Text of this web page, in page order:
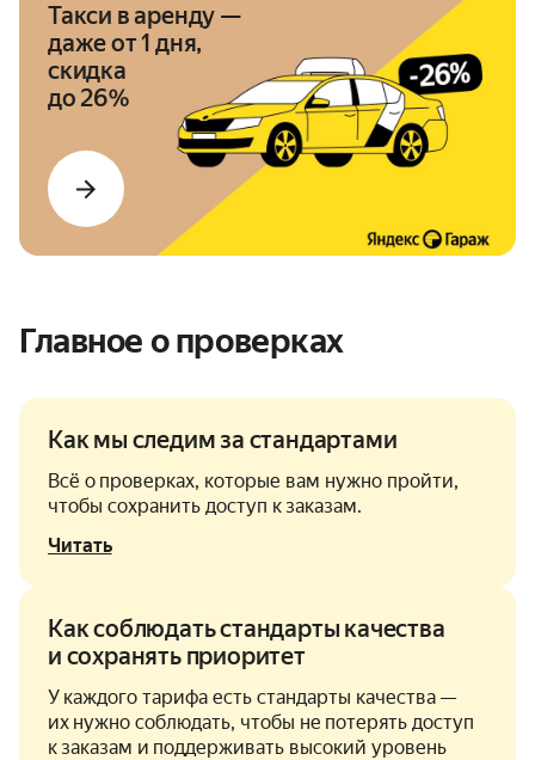
Такси в аренду —
даже от 1 дня,
скидка
до 26%
Главное о проверках
Как мы следим за стандартами
Всё о проверках, которые вам нужно пройти,
чтобы сохранить доступ к заказам.
Читать
Как соблюдать стандарты качества
и сохранять приоритет
У каждого тарифа есть стандарты качества —
их нужно соблюдать, чтобы не потерять доступ
к заказам и поддерживать высокий уровень